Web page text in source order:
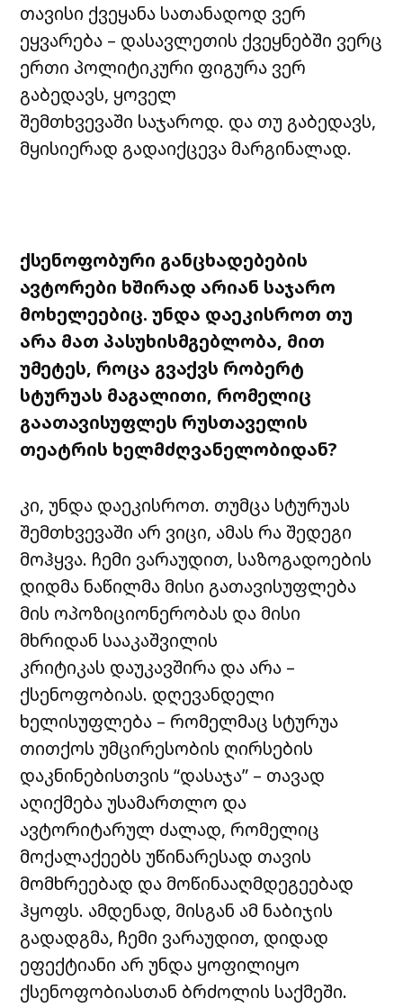
თავისი ქვეყანა სათანადოდ ვერ
ეყვარება – დასავლეთის ქვეყნებში ვერც
ერთი პოლიტიკური ფიგურა ვერ
გაბედავს, ყოველ
შემთხვევაში საჯაროდ. და თუ გაბედავს,
მყისიერად გადაიქცევა მარგინალად.
ქსენოფობური განცხადებების
ავტორები ხშირად არიან საჯარო
მოხელეებიც. უნდა დაეკისროთ თუ
არა მათ პასუხისმგებლობა, მით
უმეტეს, როცა გვაქვს რობერტ
სტურუას მაგალითი, რომელიც
გაათავისუფლეს რუსთაველის
თეატრის ხელმძღვანელობიდან?
კი, უნდა დაეკისროთ. თუმცა სტურუას
შემთხვევაში არ ვიცი, ამას რა შედეგი
მოჰყვა. ჩემი ვარაუდით, საზოგადოების
დიდმა ნაწილმა მისი გათავისუფლება
მის ოპოზიციონერობას და მისი
მხრიდან სააკაშვილის
კრიტიკას დაუკავშირა და არა –
ქსენოფობიას. დღევანდელი
ხელისუფლება – რომელმაც სტურუა
თითქოს უმცირესობის ღირსების
დაკნინებისთვის “დასაჯა” – თავად
აღიქმება უსამართლო და
ავტორიტარულ ძალად, რომელიც
მოქალაქეებს უწინარესად თავის
მომხრეებად და მოწინააღმდეგეებად
ჰყოფს. ამდენად, მისგან ამ ნაბიჯის
გადადგმა, ჩემი ვარაუდით, დიდად
ეფექტიანი არ უნდა ყოფილიყო
ქსენოფობიასთან ბრძოლის საქმეში.